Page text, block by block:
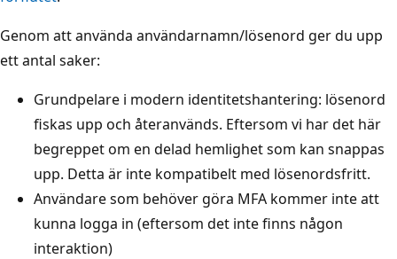
Genom att använda användarnamn/lösenord ger du upp
ett antal saker:
Grundpelare i modern identitetshantering: lösenord
fiskas upp och återanvänds. Eftersom vi har det här
begreppet om en delad hemlighet som kan snappas
upp. Detta är inte kompatibelt med lösenordsfritt.
Användare som behöver göra MFA kommer inte att
kunna logga in (eftersom det inte finns någon
interaktion)